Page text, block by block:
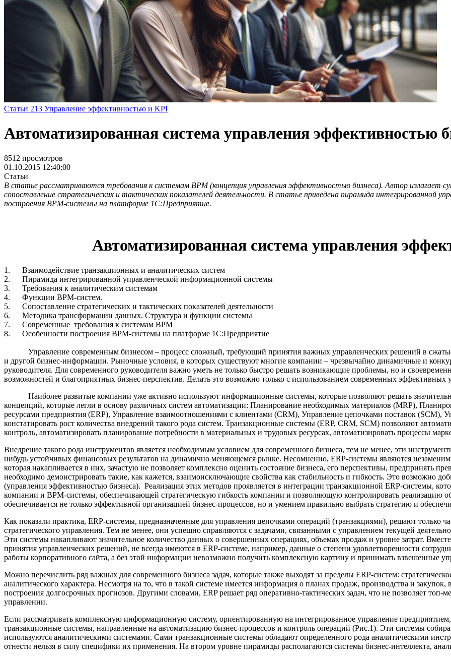
Статьи 213 Управление эффективностью и KPI
Автоматизированная система управления эффективностью
8512 просмотров
01.10.2015 12:40:00
Статьи
В статье рассматриваются требования к системам BPM (концепция управления эффективностью бизнеса). Автор излагает
сопоставление стратегических и тактических показателей деятельности. В статье приведена пирамида интегрированной
построения BPM-системы на платформе 1С:Предприятие.
Автоматизированная система управления
1. Взаимодействие транзакционных и аналитических систем
2. Пирамида интегрированной управленческой информационной системы
3. Требования к аналитическим системам
4. Функции BPM-систем.
5. Сопоставление стратегических и тактических показателей деятельности
6. Методика трансформации данных. Структура и функции системы
7. Современные требования к системам BPM
8. Особенности построения BPM-системы на платформе 1С:Предприятие
Управление современным бизнесом – процесс сложный, требующий принятия важных управленческих решений в сжатые
и другой бизнес-информации. Рыночные условия, в которых существуют многие компании – чрезвычайно динамичные и
руководителя. Для современного руководителя важно уметь не только быстро решать возникающие проблемы, но и
возможностей и благоприятных бизнес-перспектив. Делать это возможно только с использованием современных эффективных
Наиболее развитые компании уже активно используют информационные системы, которые позволяют решать
концепций, которые легли в основу различных систем автоматизации: Планирование необходимых материалов (MRP),
ресурсами предприятия (ERP), Управление взаимоотношениями с клиентами (CRM), Управление цепочками поставок
констатировать рост количества внедрений такого рода систем. Транзакционные системы (ERP, CRM, SCM) позволяют
контроль, автоматизировать планирование потребности в материальных и трудовых ресурсах, автоматизировать процессы
Внедрение такого рода инструментов является необходимым условием для современного бизнеса, тем не менее, эти
нибудь устойчивых финансовых результатов на динамично меняющемся рынке. Несомненно, ERP-системы являются
которая накапливается в них, зачастую не позволяет комплексно оценить состояние бизнеса, его перспективы, предпринять
необходимо демонстрировать такие, как кажется, взаимоисключающие свойства как стабильность и гибкость. Это возможно
(управления эффективностью бизнеса). Реализация этих методов проявляется в интеграции транзакционной ERP-системы,
компании и BPM-системы, обеспечивающей стратегическую гибкость компании и позволяющую контролировать реализацию
обеспечивается не только эффективной организацией бизнес-процессов, но и умением правильно выбрать стратегию и
Как показали практика, ERP-системы, предназначенные для управления цепочками операций (транзакциями), решают только
стратегического управления. Тем не менее, они успешно справляются с задачами, связанными с управлением текущей
Эти системы накапливают значительное количество данных о совершенных операциях, объемах продаж и уровне затрат.
принятия управленческих решений, не всегда имеются в ERP-системе, например, данные о степени удовлетворенности
работы корпоративного сайта, а без этой информации невозможно получить комплексную картину и принимать взвешенные
Можно перечислить ряд важных для современного бизнеса задач, которые также выходят за пределы ERP-систем:
аналитического характера. Несмотря на то, что в такой системе имеется информация о планах продаж, производства и
построения долгосрочных прогнозов. Другими словами, ERP решает ряд оперативно-тактических задач, что не позволяет топ-
управлении.
Если рассматривать комплексную информационную систему, ориентированную на интегрированное управление
транзакционные системы, направленные на автоматизацию бизнес-процессов и контроль операций (Рис.1). Эти системы
используются аналитическими системами. Сами транзакционные системы обладают определенного рода аналитическими
отнести нельзя в силу специфики их применения. На втором уровне пирамиды располагаются системы бизнес-интеллекта,